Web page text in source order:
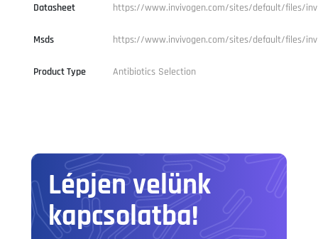
Datasheet https://www.invivogen.com/sites/default/files/
Msds https://www.invivogen.com/sites/default/files/
Product Type Antibiotics Selection
Lépjen velünk
kapcsolatba!